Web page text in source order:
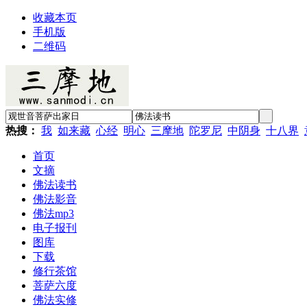
收藏本页
手机版
二维码
热搜： 我 如来藏 心经 明心 三摩地 陀罗尼 中阴身 十八界
首页
文摘
佛法读书
佛法影音
佛法mp3
电子报刊
图库
下载
修行茶馆
菩萨六度
佛法实修